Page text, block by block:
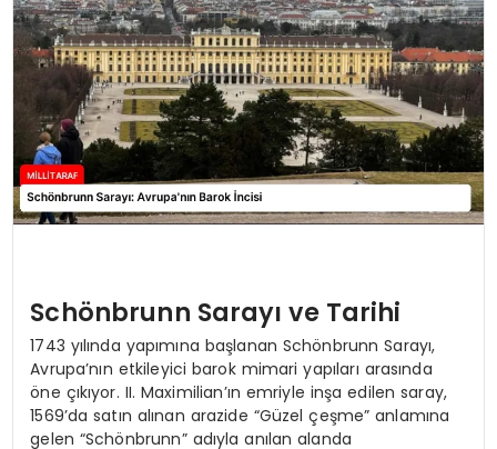
Schönbrunn Sarayı ve Tarihi
1743 yılında yapımına başlanan Schönbrunn Sarayı,
Avrupa’nın etkileyici barok mimari yapıları arasında
öne çıkıyor. II. Maximilian’ın emriyle inşa edilen saray,
1569’da satın alınan arazide “Güzel çeşme” anlamına
gelen “Schönbrunn” adıyla anılan alanda